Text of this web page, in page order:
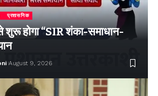
प्रशासनिक
होगा “SIR शंका-समाधान-
August 9, 2026